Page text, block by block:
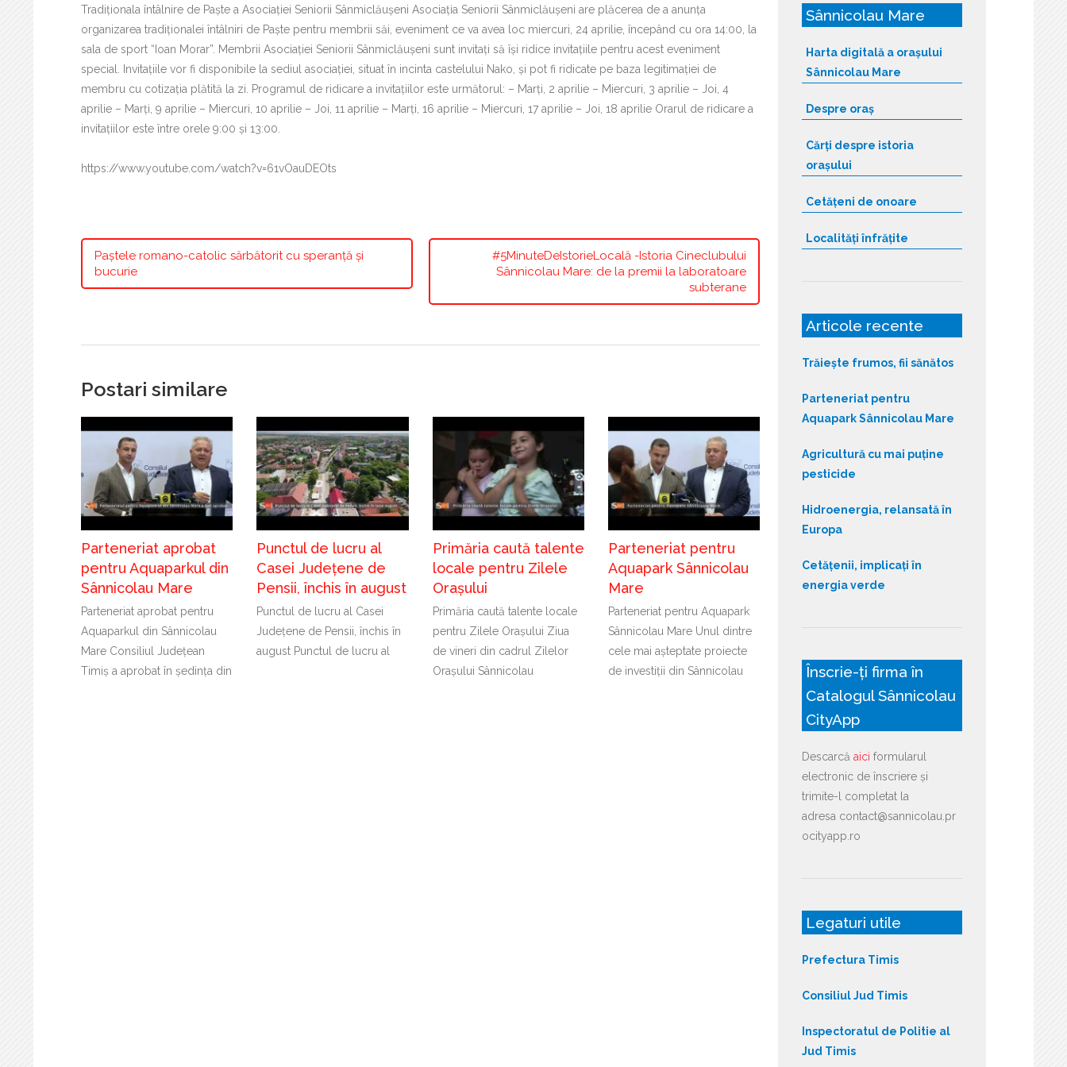
Tradiționala întâlnire de Paște a Asociației Seniorii Sânmiclăușeni Asociația Seniorii Sânmiclăușeni are plăcerea de a anunța
organizarea tradiționalei întâlniri de Paște pentru membrii săi, eveniment ce va avea loc miercuri, 24 aprilie, începând cu ora 14:00, la
sala de sport “Ioan Morar”. Membrii Asociației Seniorii Sânmiclăușeni sunt invitați să își ridice invitațiile pentru acest eveniment
special. Invitațiile vor fi disponibile la sediul asociației, situat în incinta castelului Nako, și pot fi ridicate pe baza legitimației de
membru cu cotizația plătită la zi. Programul de ridicare a invitațiilor este următorul: – Marți, 2 aprilie – Miercuri, 3 aprilie – Joi, 4
aprilie – Marți, 9 aprilie – Miercuri, 10 aprilie – Joi, 11 aprilie – Marți, 16 aprilie – Miercuri, 17 aprilie – Joi, 18 aprilie Orarul de ridicare a
invitațiilor este între orele 9:00 și 13:00.
https://www.youtube.com/watch?v=61vOauDEOts
Paștele romano-catolic sărbătorit cu speranță și
bucurie
#5MinuteDeIstorieLocală -Istoria Cineclubului
Sânnicolau Mare: de la premii la laboratoare
subterane
Postari similare
Parteneriat aprobat
pentru Aquaparkul din
Sânnicolau Mare
Parteneriat aprobat pentru
Aquaparkul din Sânnicolau
Mare Consiliul Județean
Timiș a aprobat în ședința din
Punctul de lucru al
Casei Județene de
Pensii, închis în august
Punctul de lucru al Casei
Județene de Pensii, închis în
august Punctul de lucru al
Primăria caută talente
locale pentru Zilele
Orașului
Primăria caută talente locale
pentru Zilele Orașului Ziua
de vineri din cadrul Zilelor
Orașului Sânnicolau
Parteneriat pentru
Aquapark Sânnicolau
Mare
Parteneriat pentru Aquapark
Sânnicolau Mare Unul dintre
cele mai așteptate proiecte
de investiții din Sânnicolau
Sânnicolau Mare
Harta digitală a orașului
Sânnicolau Mare
Despre oraș
Cărți despre istoria
orașului
Cetățeni de onoare
Localități înfrățite
Articole recente
Trăiește frumos, fii sănătos
Parteneriat pentru
Aquapark Sânnicolau Mare
Agricultură cu mai puține
pesticide
Hidroenergia, relansată în
Europa
Cetățenii, implicați în
energia verde
Înscrie-ți firma în
Catalogul Sânnicolau
CityApp
Descarcă aici formularul
electronic de înscriere și
trimite-l completat la
adresa contact@sannicolau.pr
ocityapp.ro
Legaturi utile
Prefectura Timis
Consiliul Jud Timis
Inspectoratul de Politie al
Jud Timis